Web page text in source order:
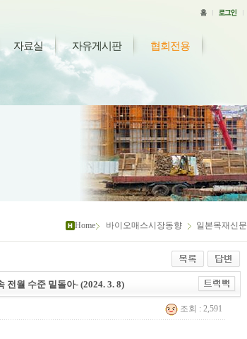
자료실 자유게시판 협회전용
Home 바이오매스시장동향 일본목재신문
전월 수준 밑돌아- (2024. 3. 8)
조회 : 2,591